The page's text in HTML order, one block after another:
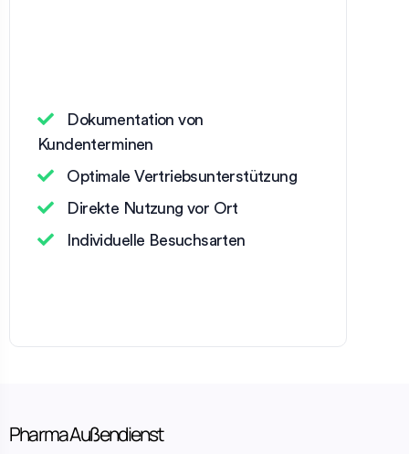
Dokumentation von
Kundenterminen
Optimale Vertriebsunterstützung
Direkte Nutzung vor Ort
Individuelle Besuchsarten
Pharma Außendienst